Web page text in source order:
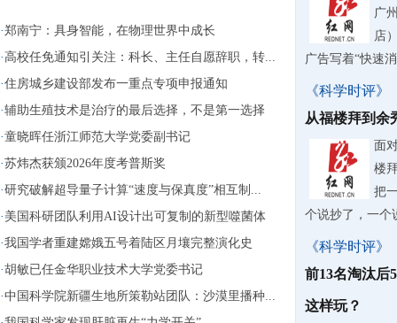
·郑南宁：具身智能，在物理世界中成长
· 高校任免通知引关注：科长、主任自愿辞职，转...
·住房城乡建设部发布一重点专项申报通知
·辅助生殖技术是治疗的最后选择，不是第一选择
·童晓晖任浙江师范大学党委副书记
·苏炜杰获颁2026年度考普斯奖
·研究破解超导量子计算“速度与保真度”相互制...
· 美国科研团队利用AI设计出可复制的新型噬菌体
·我国学者重建嫦娥五号着陆区月壤完整演化史
·胡敏已任金华职业技术大学党委书记
·中国科学院新疆生地所策勒站团队：沙漠里播种...
广
店
广告写着“快速
《科学时评》
从福楼拜到余
面
楼
把
个说抄了，一个
《科学时评》
前13名淘汰后
这样玩？